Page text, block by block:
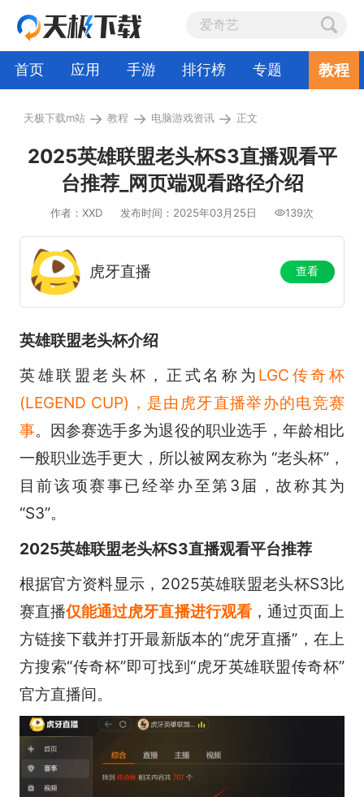
首页 应用 手游 排行榜 专题 教程
天极下载m站 → 教程 → 电脑游戏资讯 → 正文
2025英雄联盟老头杯S3直播观看平
台推荐_网页端观看路径介绍
作者：XXD 发布时间：2025年03月25日 139次
虎牙直播 查看
英雄联盟老头杯介绍
英雄联盟老头杯，正式名称为 LGC传奇杯
(LEGEND CUP)，是由虎牙直播举办的电竞赛
事。因参赛选手多为退役的职业选手，年龄相比
一般职业选手更大，所以被网友称为 “老头杯”，
目前该项赛事已经举办至第3届，故称其为
“S3”。
2025英雄联盟老头杯S3直播观看平台推荐
根据官方资料显示，2025英雄联盟老头杯S3比
赛直播仅能通过虎牙直播进行观看，通过页面上
方链接下载并打开最新版本的“虎牙直播”，在上
方搜索“传奇杯”即可找到“虎牙英雄联盟传奇杯”
官方直播间。